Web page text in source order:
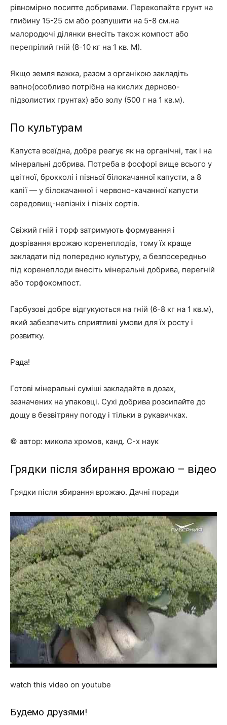
рівномірно посипте добривами. Перекопайте грунт на
глибину 15-25 см або розпушити на 5-8 см.на
малородючі ділянки внесіть також компост або
перепрілий гній (8-10 кг на 1 кв. М).
Якщо земля важка, разом з органікою закладіть
вапно(особливо потрібна на кислих дерново-
підзолистих грунтах) або золу (500 г на 1 кв.м).
По культурам
Капуста всеїдна, добре реагує як на органічні, так і на
мінеральні добрива. Потреба в фосфорі вище всього у
цвітної, брокколі і пізньої білокачанної капусти, а 8
калії — у білокачанної і червоно-качанної капусти
середовищ-непізніх і пізніх сортів.
Свіжий гній і торф затримують формування і
дозрівання врожаю коренеплодів, тому їх краще
закладати під попередню культуру, а безпосередньо
під коренеплоди внесіть мінеральні добрива, перегній
або торфокомпост.
Гарбузові добре відгукуються на гній (6-8 кг на 1 кв.м),
який забезпечить сприятливі умови для їх росту і
розвитку.
Рада!
Готові мінеральні суміші закладайте в дозах,
зазначених на упаковці. Сухі добрива розсипайте до
дощу в безвітряну погоду і тільки в рукавичках.
© автор: микола хромов, канд. С-х наук
Грядки після збирання врожаю – відео
Грядки після збирання врожаю. Дачні поради
watch this video on youtube
Будемо друзями!